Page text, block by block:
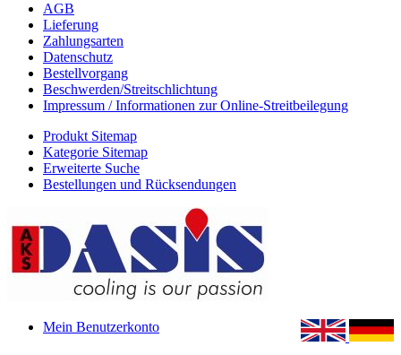
AGB
Lieferung
Zahlungsarten
Datenschutz
Bestellvorgang
Beschwerden/Streitschlichtung
Impressum / Informationen zur Online-Streitbeilegung
Produkt Sitemap
Kategorie Sitemap
Erweiterte Suche
Bestellungen und Rücksendungen
Mein Benutzerkonto